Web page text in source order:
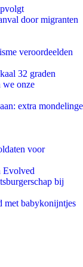
door migranten
veroordeelden
32 graden
we onze
extra mondelinge
voor
Evolved
bij
met babykonijntjes